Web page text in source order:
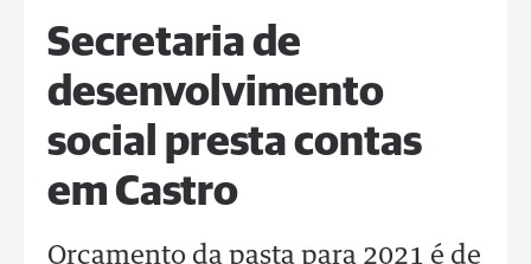
Secretaria de
desenvolvimento
social presta contas
em Castro
Orçamento da pasta para 2021 é de